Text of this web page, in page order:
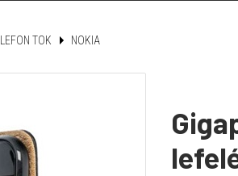
TOK NOKIA